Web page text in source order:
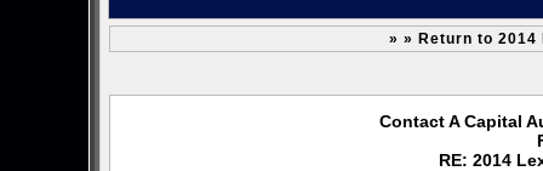
» » Return to 2014
Contact A Capital
RE: 2014